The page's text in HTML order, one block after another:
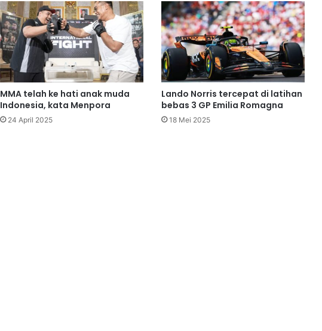
MMA telah ke hati anak muda
Indonesia, kata Menpora
24 April 2025
Lando Norris tercepat di latihan
bebas 3 GP Emilia Romagna
18 Mei 2025